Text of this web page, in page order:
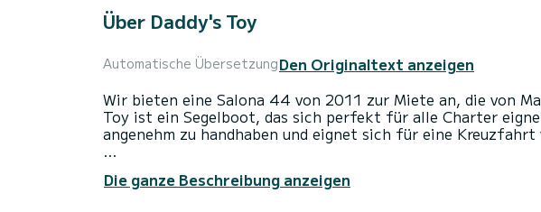
Über Daddy's Toy
Automatische ÜbersetzungDen Originaltext anzeigen
Wir bieten eine Salona 44 von 2011 zur Miete an, die von
Toy ist ein Segelboot, das sich perfekt für alle Charter
angenehm zu handhaben und eignet sich für eine Kreuzfahrt
erleben. Sie können während der Kreuzfahrt bis zu 8
Die ganze Beschreibung anzeigen